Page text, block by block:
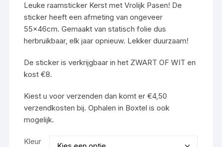
Leuke raamsticker Kerst met Vrolijk Pasen! De
sticker heeft een afmeting van ongeveer
55x46cm. Gemaakt van statisch folie dus
herbruikbaar, elk jaar opnieuw. Lekker duurzaam!
De sticker is verkrijgbaar in het ZWART OF WIT en
kost €8.
Kiest u voor verzenden dan komt er €4,50
verzendkosten bij. Ophalen in Boxtel is ook
mogelijk.
Kleur